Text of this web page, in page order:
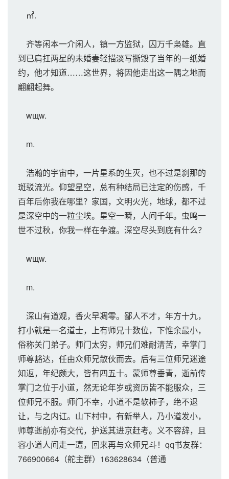
㎡.
齐等闲本一介闲人，镇一方监狱，囚万千枭雄。直
到已肩扛两星的未婚妻轻描淡写撕毁了当年的一纸婚
约，他才知道……这世界，将因他走出这一隅之地而
翩翩起舞。
wщw.
m.
浩瀚的宇宙中，一片星系的生灭，也不过是刹那的
斑驳流光。仰望星空，总有种结局已注定的伤感，千
百年后你我在哪里？家国，文明火光，地球，都不过
是深空中的一粒尘埃。星空一瞬，人间千年。虫鸣一
世不过秋，你我一样在争渡。深空尽头到底有什么？
wщw.
m.
深山有道观，香火早凋零。鄙人不才，年方十九，
打小就是一名道士，上有师兄十数位，下惟余最小，
俗称关门弟子。师门太穷，师兄们难耐清苦，幸掌门
师尊豁达，任由众师兄散伙而去。后有三位师兄迷途
知返，年纪颇大，皆有四五十。蒙师尊垂青，逝前传
掌门之位于小道，然无论年岁或资历皆不能服众，三
位师兄不服。师门不幸，小道不是软柿子，绝不退
让，与之内讧。山下村中，有新举人，乃小道发小，
师尊逝前亦有交代，护送其进京赶考。义不容辞，且
容小道人间走一遭，回来再与众师兄斗！qq书友群：
766900664（舵主群）163628634（普通